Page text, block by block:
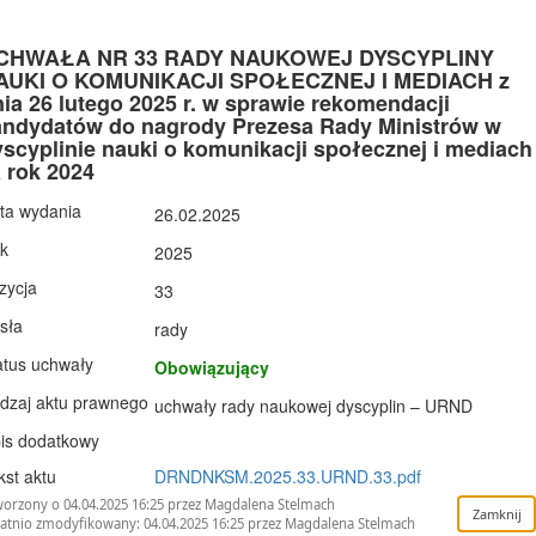
NR 33 RADY NAUKOWEJ DYSCYPLINY
O KOMUNIKACJI SPOŁECZNEJ I MEDIACH z
26 lutego 2025 r. w sprawie rekomendacji
do nagrody Prezesa Rady Ministrów w
nauki o komunikacji społecznej i mediach
rok 2024
wydania
26.02.2025
2025
33
rady
uchwały
Obowiązujący
aktu prawnego uchwały rady naukowej dyscyplin – URND
dodatkowy
aktu
DRNDNKSM.2025.33.URND.33.pdf
o 04.04.2025 16:25 przez Magdalena Stelmach
zmodyfikowany: 04.04.2025 16:25 przez Magdalena Stelmach